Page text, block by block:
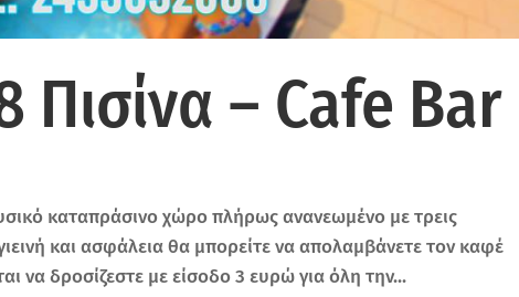
Πισίνα – Cafe Bar
καταπράσινο χώρο πλήρως ανανεωμένο με τρεις
και ασφάλεια θα μπορείτε να απολαμβάνετε τον καφέ
να δροσίζεστε με είσοδο 3 ευρώ για όλη την...